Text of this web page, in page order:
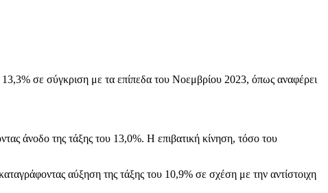
σε σύγκριση με τα επίπεδα του Νοεμβρίου 2023, όπως αναφέρει
άνοδο της τάξης του 13,0%. Η επιβατική κίνηση, τόσο του
αύξηση της τάξης του 10,9% σε σχέση με την αντίστοιχη